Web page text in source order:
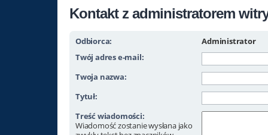
Kontakt z administratorem
Odbiorca:
Administrator
Twój adres e-mail:
Twoja nazwa:
Tytuł:
Treść wiadomości:
Wiadomość zostanie wysłana jako